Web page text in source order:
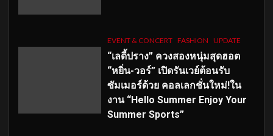
EVENT & CONCERT FASHION UPDATE
“เลดี้ปราง” ควงสองหนุ่มสุดฮอต
“หยิ่น-วอร์” เปิดรันเวย์ต้อนรับ
ซัมเมอร์ด้วย คอลเลกชั่นใหม่!ใน
งาน “Hello Summer Enjoy Your
Summer Sports”